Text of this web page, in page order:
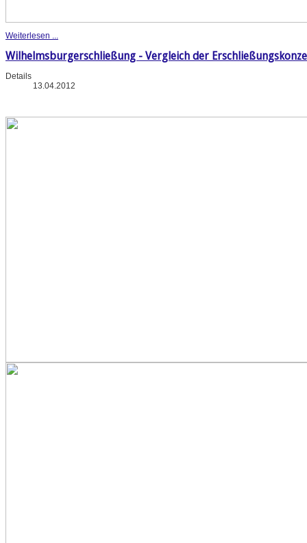
Weiterlesen ...
Wilhelmsburgerschließung - Vergleich der
Details
13.04.2012